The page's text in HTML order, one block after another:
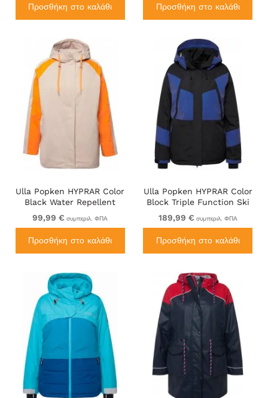
Προσθήκη στο καλάθι Προσθήκη στο καλάθι
Ulla Popken HYPRAR Color
Black Water Repellent
Jacket Dark Putty
99,99 € συμπεριλ. ΦΠΑ
Προσθήκη στο καλάθι
Ulla Popken HYPRAR Color
Block Triple Function Ski
Jacket Black
189,99 € συμπεριλ. ΦΠΑ
Προσθήκη στο καλάθι